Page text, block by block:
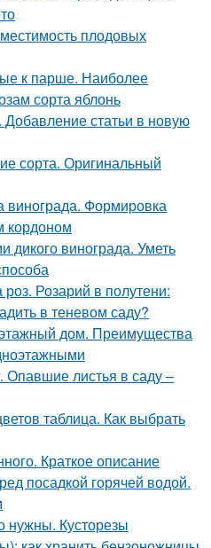
плодовых
к парше. Наиболее
сорта яблонь
статьи в новую
сорта. Оригинальный
Формировка
кордоном
дикого винограда. Уметь
Розарий в полутени:
в теневом саду?
дом. Преимущества
Опавшие листья в саду –
таблица. Как выбрать
Краткое описание
посадкой горячей водой.
нужны. Кусторезы